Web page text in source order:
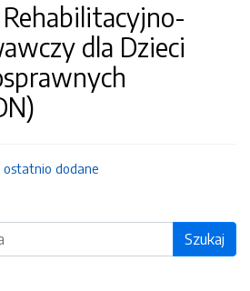
dla Dzieci
ostatnio dodane
Szukaj